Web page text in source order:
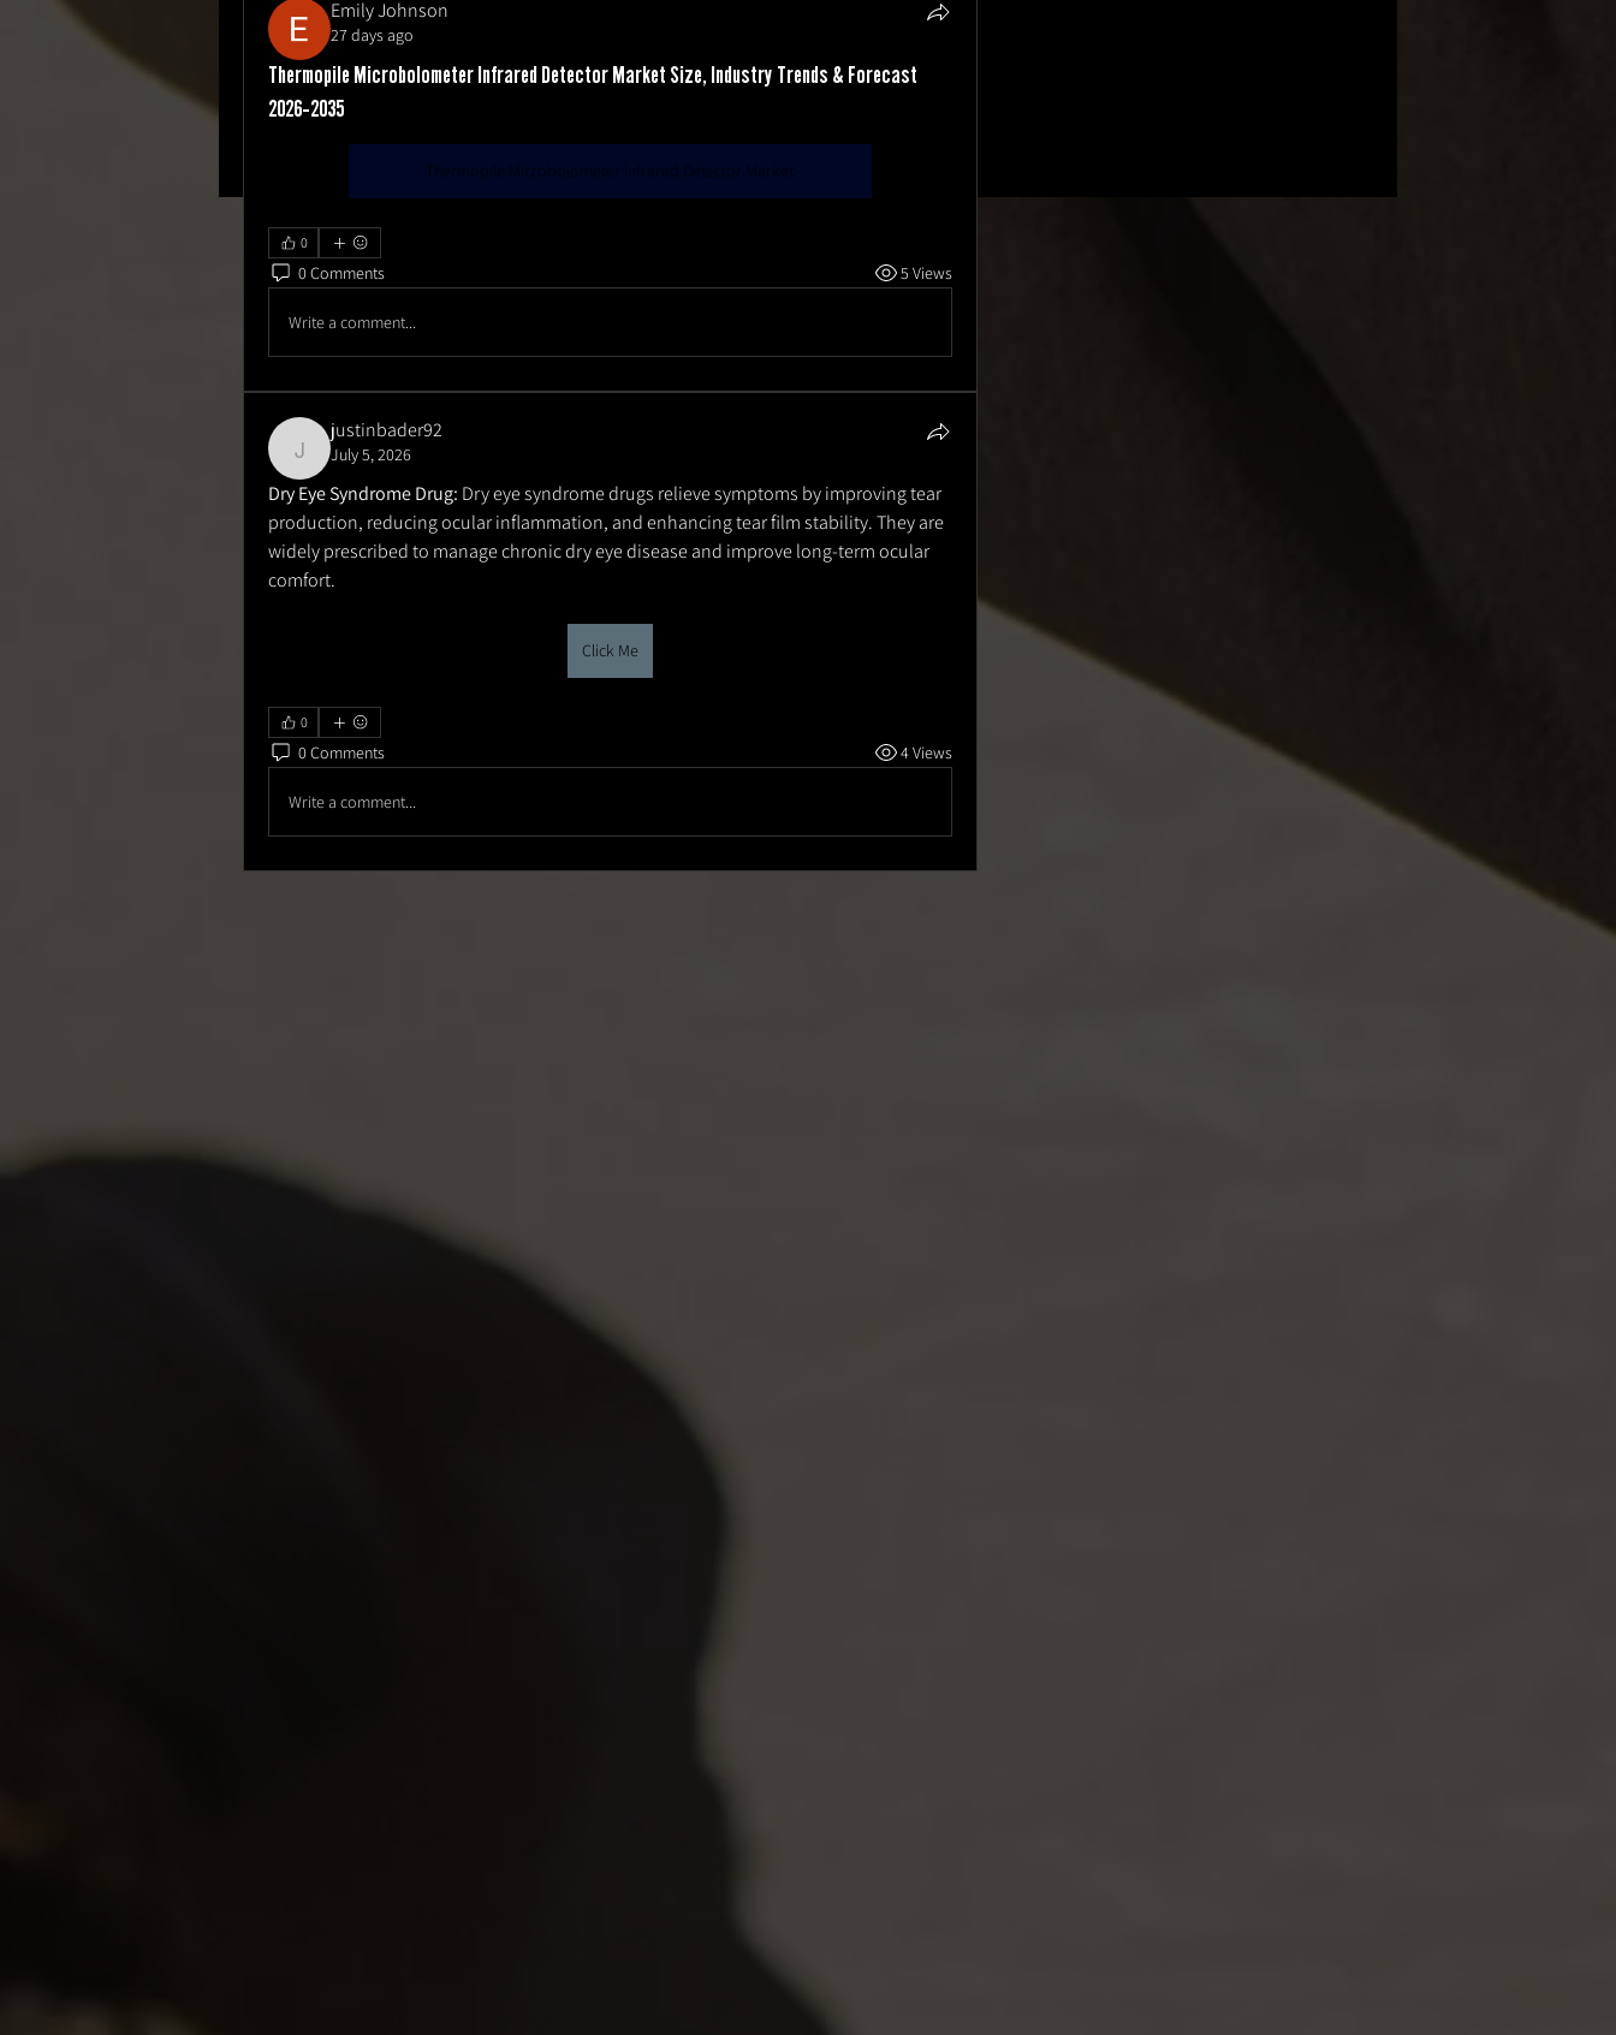
Emily Johnson
27 days ago
Thermopile Microbolometer Infrared Detector Market Size, Industry Trends & Forecast
2026–2035
Thermopile Microbolometer Infrared Detector Market
0
0 Comments 5 Views
Write a comment...
justinbader92
justinbader92
July 5, 2026
Dry Eye Syndrome Drug: Dry eye syndrome drugs relieve symptoms by improving tear
production, reducing ocular inflammation, and enhancing tear film stability. They are
widely prescribed to manage chronic dry eye disease and improve long-term ocular
comfort.
Click Me
0
0 Comments 4 Views
Write a comment...